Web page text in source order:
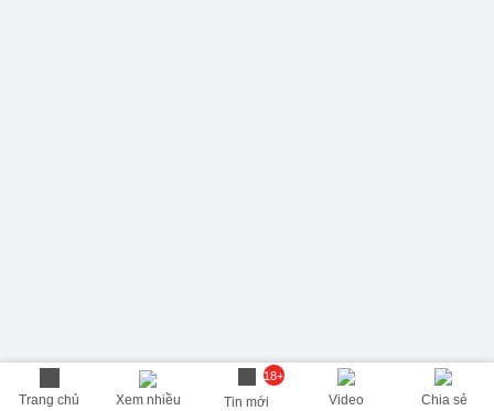
Trang chủ Xem nhiều
18+
Tin mới Video Chia sẻ